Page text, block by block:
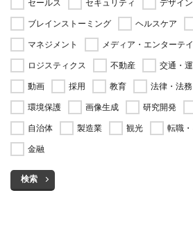
セールス セキュリティ デザイン
ブレインストーミング
ヘルスケア
マネジメント
メディア・エンターテ
ロジスティクス
不動産 交通・
動画
採用 教育 法律・法務
環境保護
画像生成 研究開発
自治体
製造業 観光 転職
金融
検索